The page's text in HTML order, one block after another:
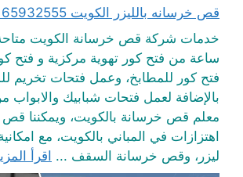
قص خرسانه بالليزر الكويت 65932555 فتح كور تكييف
ساعة من فتح كور تهوية مركزية و فتح
فتح كور للمطابخ، وعمل فتحات تخريم
بالإضافة لعمل فتحات شبابيك
معلم قص خرسانة بالكويت، ويمكننا
اهتزازات في المباني بالكويت، مع
ليزر، وقص خرسانة السقف ... اقرأ